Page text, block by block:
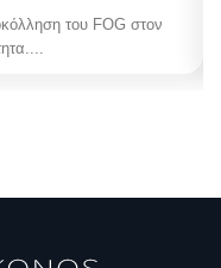
του FOG στον